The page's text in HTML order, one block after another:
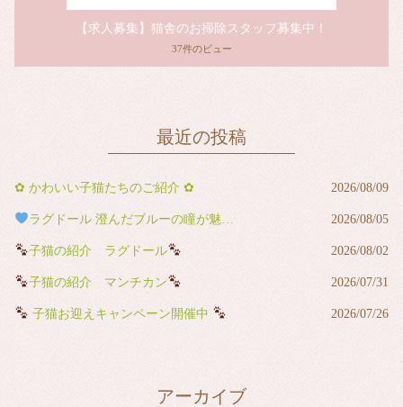
【求人募集】猫舎のお掃除スタッフ募集中！
37件のビュー
最近の投稿
✿ かわいい子猫たちのご紹介 ✿ 2026/08/09
ラグドール 澄んだブルーの瞳が魅力の男の子 2026/08/05
子猫の紹介 ラグドール 2026/08/02
子猫の紹介 マンチカン 2026/07/31
子猫お迎えキャンペーン開催中 2026/07/26
アーカイブ